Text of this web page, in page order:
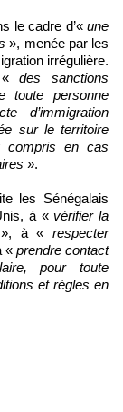
le cadre d’« une
», menée par les
irrégulière.
«des sanctions
toute personne
d’immigration
sur le territoire
compris en cas
».
les Sénégalais
à « vérifier la
», à «respecter
« prendre contact
pour toute
et règles en